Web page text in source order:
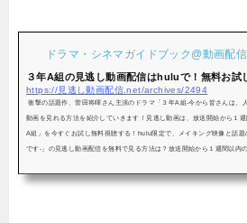
ドラマ・シネマガイドブック@動画配信
３年A組の見逃し動画配信はhuluで！無料お試
https://見逃し動画配信.net/archives/2494
衝撃の話題作、菅田将暉さん主演のドラマ「３年A組-今から皆さんは
動画を見れる方法を紹介していきます！見逃し動画は、放送開始から１
A組」を今すぐお試し無料視聴する！hulu限定で、メイキング映像と話
です-」の見逃し動画配信を無料で見る方法は？放送開始から１週間以内